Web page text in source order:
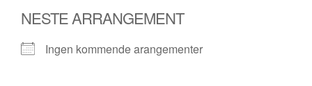
NESTE ARRANGEMENT
Ingen kommende arangementer